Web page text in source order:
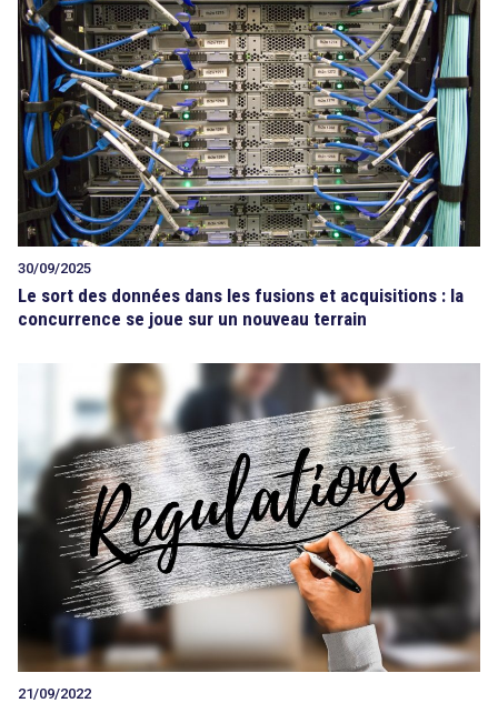
Tout sur le droit de l'innovation
Rechercher
CONTACT
30/09/2025
Le sort des données dans les fusions et acquisitions : la
concurrence se joue sur un nouveau terrain
21/09/2022